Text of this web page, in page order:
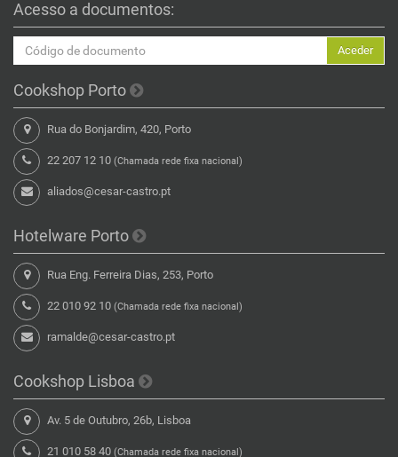
Acesso a documentos:
Aceder
Cookshop Porto
Rua do Bonjardim, 420, Porto
22 207 12 10 (Chamada rede fixa nacional)
aliados@cesar-castro.pt
Hotelware Porto
Rua Eng. Ferreira Dias, 253, Porto
22 010 92 10 (Chamada rede fixa nacional)
ramalde@cesar-castro.pt
Cookshop Lisboa
Av. 5 de Outubro, 26b, Lisboa
21 010 58 40 (Chamada rede fixa nacional)